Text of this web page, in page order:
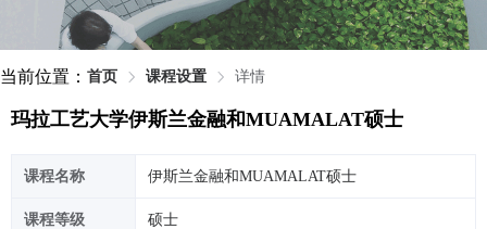
当前位置： 首页 课程设置 详情
玛拉工艺大学伊斯兰金融和MUAMALAT硕士
课程名称 伊斯兰金融和MUAMALAT硕士
课程等级 硕士